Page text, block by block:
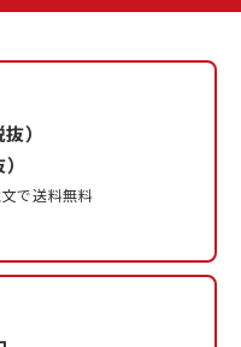
）
で送料無料